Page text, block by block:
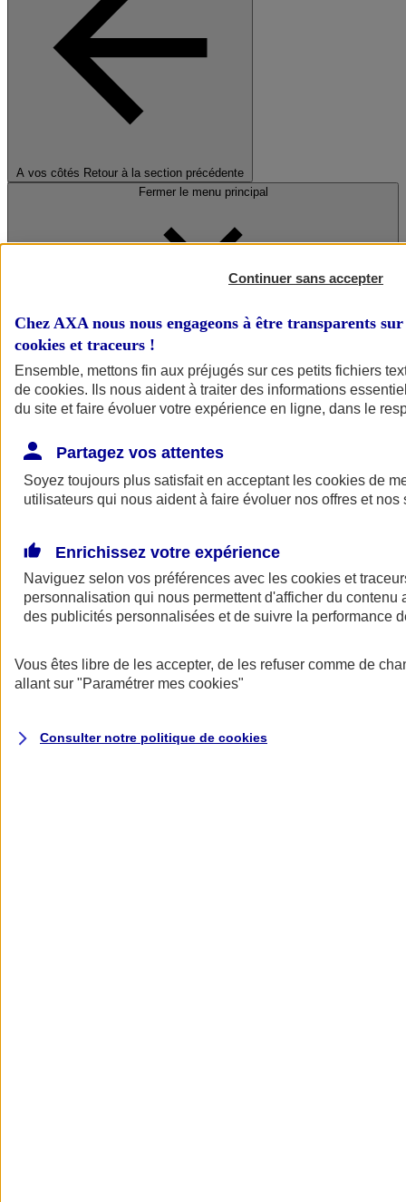
A vos côtés Retour à la section précédente
Fermer le menu principal
Préserver la nature et le climat
Faire avancer la solidarité et l'inclusion
Donner toute leur place aux territoires
Porter l'élan du rugby féminin
Nos actualités
Retour à la section précédente
Continuer sans accepter
Chez AXA nous nous engageons à être transparents
cookies et traceurs !
Ensemble, mettons fin aux préjugés sur ces petits fichiers
de cookies. Ils nous aident à traiter des informations
du site et faire évoluer votre expérience en ligne, dans le
Partagez vos attentes
Soyez toujours plus satisfait en acceptant les cookies de
utilisateurs qui nous aident à faire évoluer nos offres et nos
Enrichissez votre expérience
Naviguez selon vos préférences avec les cookies et
personnalisation qui nous permettent d'afficher du contenu
des publicités personnalisées et de suivre la performance
Vous êtes libre de les accepter, de les refuser comme de
allant sur "Paramétrer mes cookies"
Consulter notre politique de cookies